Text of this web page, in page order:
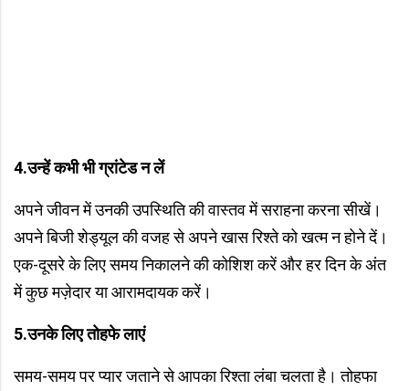
4.उन्हें कभी भी ग्रांटेड न लें
अपने जीवन में उनकी उपस्थिति की वास्तव में सराहना करना सीखें।
अपने बिजी शेड्यूल की वजह से अपने खास रिश्ते को खत्म न होने दें।
एक-दूसरे के लिए समय निकालने की कोशिश करें और हर दिन के अंत
में कुछ मज़ेदार या आरामदायक करें।
5.उनके लिए तोहफे लाएं
समय-समय पर प्यार जताने से आपका रिश्ता लंबा चलता है। तोहफा